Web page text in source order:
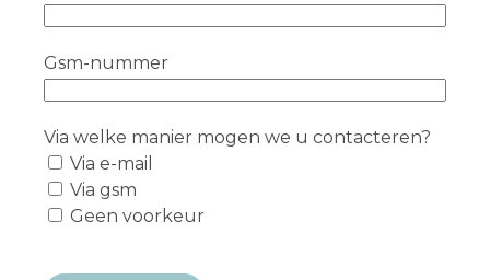
Gsm-nummer
Via welke manier mogen we u contacteren?
Via e-mail
Via gsm
Geen voorkeur